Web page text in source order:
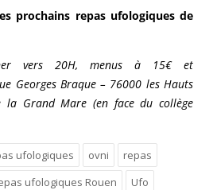
prochains repas ufologiques de
vers 20H, menus à 15€ et
Georges Braque – 76000 les Hauts
la Grand Mare (en face du collège
ufologiques ovni
repas
ufologiques Rouen
Ufo